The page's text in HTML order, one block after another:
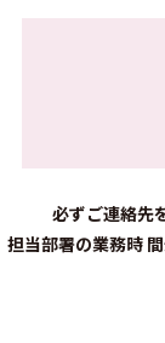
必ずご連絡先
担当部署の業務時